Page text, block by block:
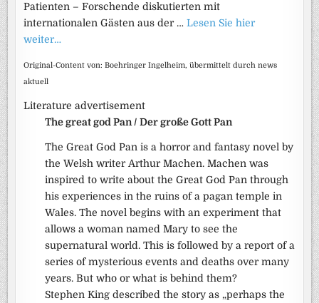
Patienten – Forschende diskutierten mit
internationalen Gästen aus der …Lesen Sie hier
weiter…
Original-Content von: Boehringer Ingelheim, übermittelt durch news
aktuell
Literature advertisement
The great god Pan / Der große Gott Pan
The Great God Pan is a horror and fantasy novel by
the Welsh writer Arthur Machen. Machen was
inspired to write about the Great God Pan through
his experiences in the ruins of a pagan temple in
Wales. The novel begins with an experiment that
allows a woman named Mary to see the
supernatural world. This is followed by a report of a
series of mysterious events and deaths over many
years. But who or what is behind them?
Stephen King described the story as „perhaps the